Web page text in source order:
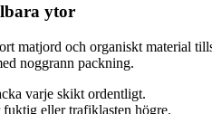
ytor
matjord och organiskt material
noggrann packning.
varje skikt ordentligt.
eller trafiklasten högre.